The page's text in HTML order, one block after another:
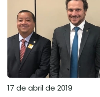
17 de abril de 2019